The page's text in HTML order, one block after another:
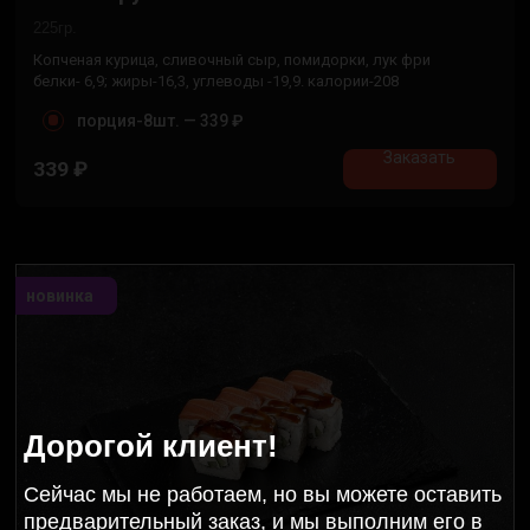
Копченая курица, сливочный сыр, помидорки, лук фри
белки- 6,9; жиры-16,3, углеводы -19,9. калории-208
порция-8шт. — 339 ₽
339 ₽ Заказать
новинка
Дорогой клиент!
Сейчас мы не работаем, но вы можете оставить
предварительный заказ, и мы выполним его в